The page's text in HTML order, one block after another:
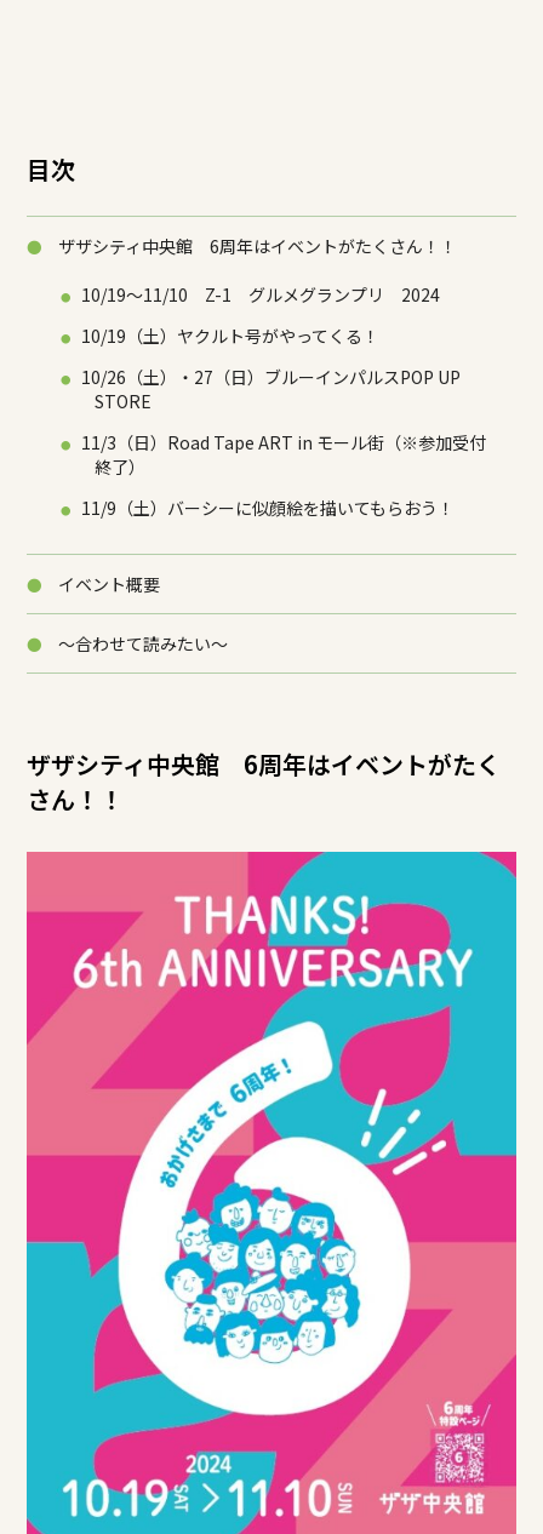
目次
ザザシティ中央館 6周年はイベントがたくさん！！
10/19～11/10 Z-1 グルメグランプリ 2024
10/19（土）ヤクルト号がやってくる！
10/26（土）・27（日）ブルーインパルスPOP UP
STORE
11/3（日）Road Tape ART in モール街（※参加受付
終了）
11/9（土）バーシーに似顔絵を描いてもらおう！
イベント概要
～合わせて読みたい～
ザザシティ中央館 6周年はイベントがたく
さん！！